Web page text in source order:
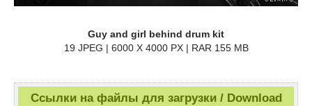
Guy and girl behind drum kit
19 JPEG | 6000 X 4000 PX | RAR 155 MB
Ссылки на файлы для загрузки / Download